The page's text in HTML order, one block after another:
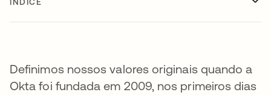
Definimos nossos valores originais quando a
Okta foi fundada em 2009, nos primeiros dias